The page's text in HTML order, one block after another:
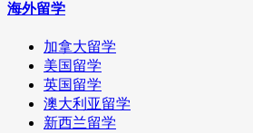
海外留学
加拿大留学
美国留学
英国留学
澳大利亚留学
新西兰留学